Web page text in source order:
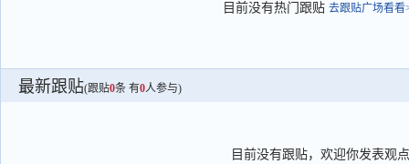
目前没有热门跟贴 去跟贴广场看看
最新跟贴(跟贴0条 有0人参与)
目前没有跟贴，欢迎你发表观点